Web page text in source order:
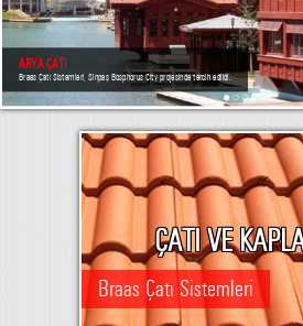
ARYA ÇATI
Braas Çatı Sistemleri, Sinpaş Bosphorus City projesinde tercih edildi.
ÇATI VE
Braas Çatı Sistemleri